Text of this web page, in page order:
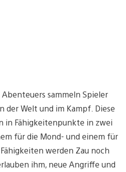
sammeln Spieler
der Welt und im Kampf. Diese
in Fähigkeitenpunkte in zwei
für die Mond- und einem für
werden Zau noch
ihm, neue Angriffe und